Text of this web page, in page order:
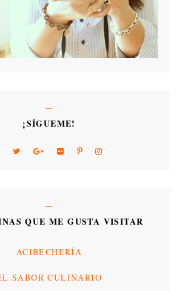
¡SÍGUEME!
QUE ME GUSTA VISITAR
ACIBECHERÍA
SABOR CULINARIO